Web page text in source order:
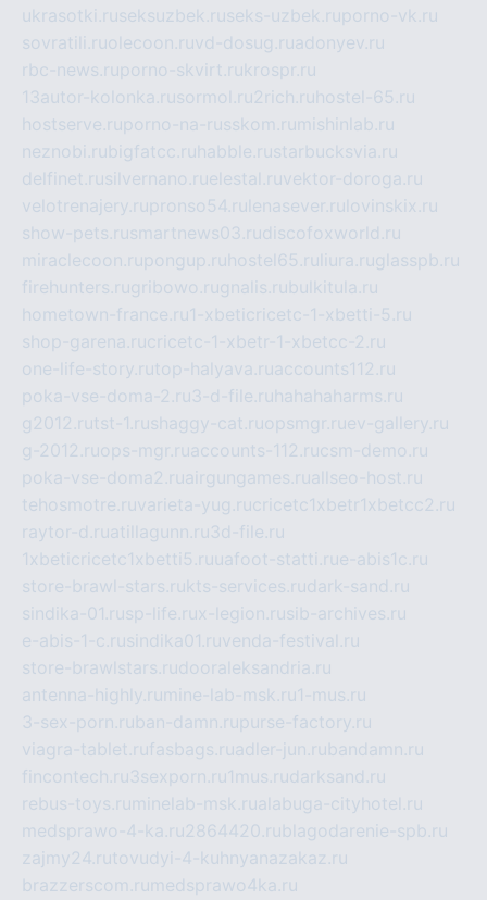
ukrasotki.ruseksuzbek.ruseks-uzbek.ruporno-vk.ru
sovratili.ruolecoon.ruvd-dosug.ruadonyev.ru
rbc-news.ruporno-skvirt.rukrospr.ru
13autor-kolonka.rusormol.ru2rich.ru hostel-65.ru
hostserve.ruporno-na-russkom.ru mishinlab.ru
neznobi.rubigfatcc.ru habble.rustarbucksvia.ru
delfinet.rusilvernano.ruelestal.ruvektor-doroga.ru
velotrenajery.rupronso54.ru lenasever.ru lovinskix.ru
show-pets.rusmartnews03.rudiscofoxworld.ru
miraclecoon.rupongup.ru hostel65.ru liura.ruglasspb.ru
firehunters.rugribowo.rugnalis.rubulkitula.ru
hometown-france.ru1-xbeticricetc-1-xbetti-5.ru
shop-garena.rucricetc-1-xbetr-1-xbetcc-2.ru
one-life-story.rutop-halyava.ruaccounts112.ru
poka-vse-doma-2.ru3-d-file.ru hahahaharms.ru
g2012.rutst-1.rushaggy-cat.ruopsmgr.ruev-gallery.ru
g-2012.ruops-mgr.ruaccounts-112.rucsm-demo.ru
poka-vse-doma2.ruairgungames.ruallseo-host.ru
tehosmotre.ruvarieta-yug.rucricetc1xbetr1xbetcc2.ru
raytor-d.ruatillagunn.ru3d-file.ru
1xbeticricetc1xbetti5.ruuafoot-statti.rue-abis1c.ru
store-brawl-stars.rukts-services.rudark-sand.ru
sindika-01.rusp-life.rux-legion.rusib-archives.ru
e-abis-1-c.rusindika01.ruvenda-festival.ru
store-brawlstars.rudooraleksandria.ru
antenna-highly.ru mine-lab-msk.ru1-mus.ru
3-sex-porn.ruban-damn.rupurse-factory.ru
viagra-tablet.rufasbags.ruadler-jun.rubandamn.ru
fincontech.ru3sexporn.ru1mus.rudarksand.ru
rebus-toys.ru minelab-msk.rualabuga-cityhotel.ru
medsprawo-4-ka.ru2864420.rublagodarenie-spb.ru
zajmy24.rutovudyi-4-kuhnyanazakaz.ru
brazzerscom.ru medsprawo4ka.ru